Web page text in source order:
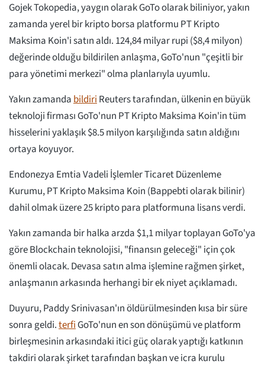
Gojek Tokopedia, yaygın olarak GoTo olarak biliniyor, yakın
zamanda yerel bir kripto borsa platformu PT Kripto
Maksima Koin'i satın aldı. 124,84 milyar rupi ($8,4 milyon)
değerinde olduğu bildirilen anlaşma, GoTo'nun "çeşitli bir
para yönetimi merkezi" olma planlarıyla uyumlu.
Yakın zamandabildiriReuters tarafından, ülkenin en büyük
teknoloji firması GoTo'nun PT Kripto Maksima Koin'in tüm
hisselerini yaklaşık $8.5 milyon karşılığında satın aldığını
ortaya koyuyor.
Endonezya Emtia Vadeli İşlemler Ticaret Düzenleme
Kurumu, PT Kripto Maksima Koin (Bappebti olarak bilinir)
dahil olmak üzere 25 kripto para platformuna lisans verdi.
Yakın zamanda bir halka arzda $1,1 milyar toplayan GoTo'ya
göre Blockchain teknolojisi, "finansın geleceği" için çok
önemli olacak. Devasa satın alma işlemine rağmen şirket,
anlaşmanın arkasında herhangi bir ek niyet açıklamadı.
Duyuru, Paddy Srinivasan'ın öldürülmesinden kısa bir süre
sonra geldi.terfiGoTo'nun en son dönüşümü ve platform
birleşmesinin arkasındaki itici güç olarak yaptığı katkının
takdiri olarak şirket tarafından başkan ve icra kurulu